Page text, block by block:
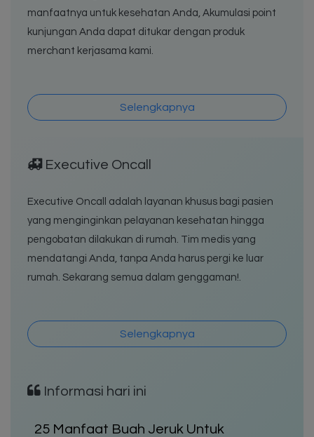
manfaatnya untuk kesehatan Anda, Akumulasi point
kunjungan Anda dapat ditukar dengan produk
merchant kerjasama kami.
Selengkapnya
Executive Oncall
Executive Oncall adalah layanan khusus bagi pasien
yang menginginkan pelayanan kesehatan hingga
pengobatan dilakukan di rumah. Tim medis yang
mendatangi Anda, tanpa Anda harus pergi ke luar
rumah. Sekarang semua dalam genggaman!.
Selengkapnya
Informasi hari ini
25 Manfaat Buah Jeruk Untuk